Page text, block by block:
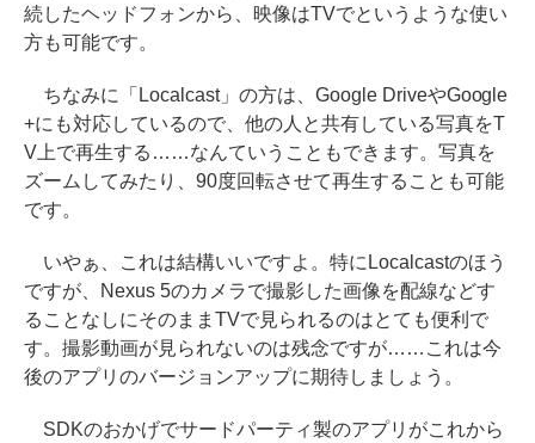
続したヘッドフォンから、映像はTVでというような使い
方も可能です。
ちなみに「Localcast」の方は、Google DriveやGoogle
+にも対応しているので、他の人と共有している写真をT
V上で再生する……なんていうこともできます。写真を
ズームしてみたり、90度回転させて再生することも可能
です。
いやぁ、これは結構いいですよ。特にLocalcastのほう
ですが、Nexus 5のカメラで撮影した画像を配線などす
ることなしにそのままTVで見られるのはとても便利で
す。撮影動画が見られないのは残念ですが……これは今
後のアプリのバージョンアップに期待しましょう。
SDKのおかげでサードパーティ製のアプリがこれから